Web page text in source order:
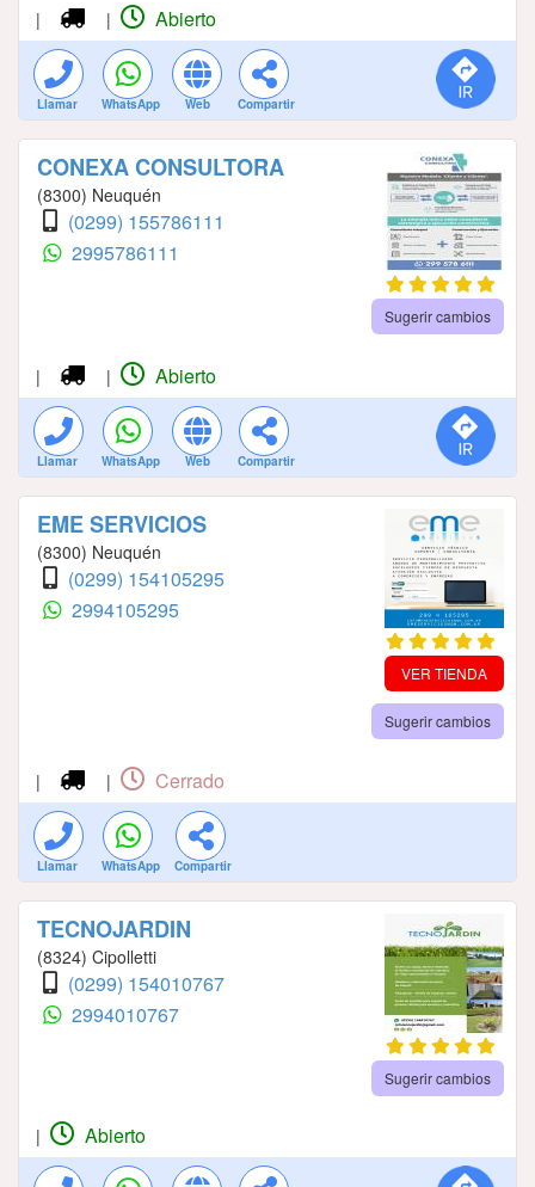
| | Abierto
Llamar WhatsApp Web Compartir
CONEXA CONSULTORA
(8300) Neuquén
(0299) 155786111
2995786111
Sugerir cambios
| | Abierto
Llamar WhatsApp Web Compartir
EME SERVICIOS
(8300) Neuquén
(0299) 154105295
2994105295
VER TIENDA
Sugerir cambios
| | Cerrado
Llamar WhatsApp Compartir
TECNOJARDIN
(8324) Cipolletti
(0299) 154010767
2994010767
Sugerir cambios
| Abierto